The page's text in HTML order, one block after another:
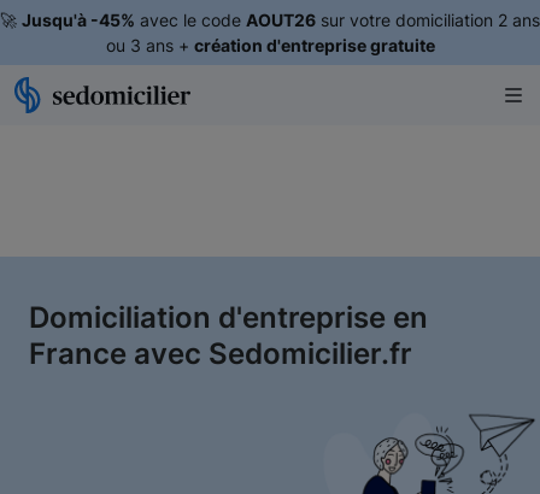
🚀 Jusqu'à -45% avec le code AOUT26 sur votre domiciliation 2 ans
ou 3 ans + création d'entreprise gratuite
Domiciliation d'entreprise en
France avec Sedomicilier.fr